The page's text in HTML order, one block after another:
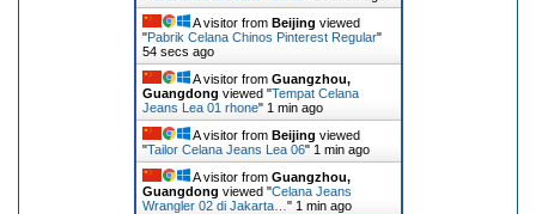
A visitor from Beijing viewed
"Pabrik Celana Chinos Pinterest Regular"
55 secs ago
A visitor from Guangzhou,
Guangdong viewed "Tempat Celana
Jeans Lea 01 rhone" 1 min ago
A visitor from Beijing viewed
"Tailor Celana Jeans Lea 06" 1 min ago
A visitor from Guangzhou,
Guangdong viewed "Celana Jeans
Wrangler 02 di Jakarta… " 1 min ago